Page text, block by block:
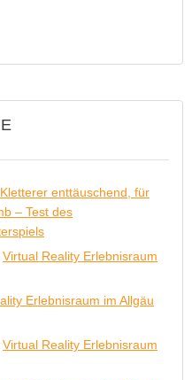
enttäuschend, für
– Test des
Virtual Reality Erlebnisraum
Erlebnisraum im Allgäu
Virtual Reality Erlebnisraum